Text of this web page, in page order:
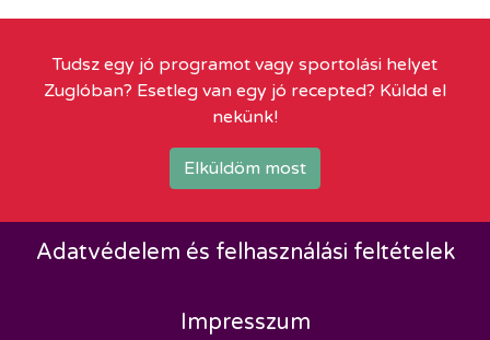
Tudsz egy jó programot vagy sportolási helyet
Zuglóban? Esetleg van egy jó recepted? Küldd el
nekünk!
Elküldöm most
Adatvédelem és felhasználási feltételek
Impresszum